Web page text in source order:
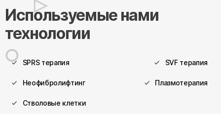
Используемые нами
технологии
SPRS терапия SVF терапия
Неофибролифтинг Плазмотерапия
Стволовые клетки